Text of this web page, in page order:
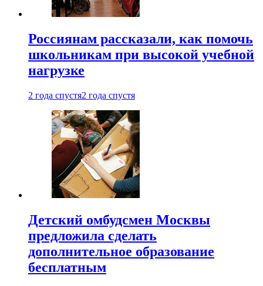
Россиянам рассказали, как помочь
школьникам при высокой учебной
нагрузке
2 года спустя2 года спустя
Детский омбудсмен Москвы
предложила сделать
дополнительное образование
бесплатным